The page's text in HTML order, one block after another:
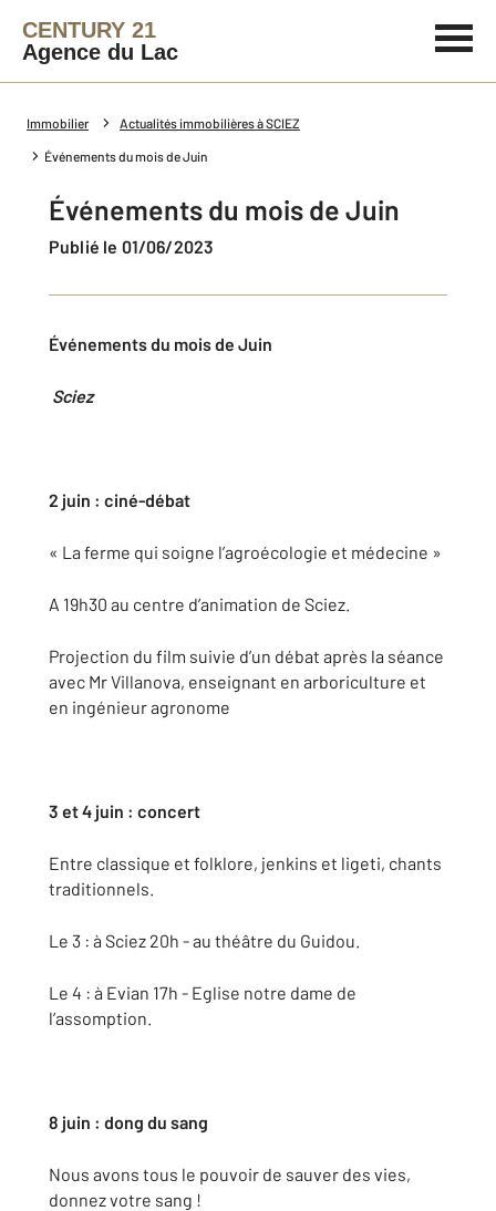
CENTURY 21
Agence du Lac
Immobilier Actualités immobilières à SCIEZ
Événements du mois de Juin
Événements du mois de Juin
Publié le 01/06/2023
Événements du mois de Juin
Sciez
2 juin : ciné-débat
« La ferme qui soigne l’agroécologie et médecine »
A 19h30 au centre d’animation de Sciez.
Projection du film suivie d’un débat après la séance
avec Mr Villanova, enseignant en arboriculture et
en ingénieur agronome
3 et 4 juin : concert
Entre classique et folklore, jenkins et ligeti, chants
traditionnels.
Le 3 : à Sciez 20h - au théâtre du Guidou.
Le 4 : à Evian 17h - Eglise notre dame de
l’assomption.
8 juin : dong du sang
Nous avons tous le pouvoir de sauver des vies,
donnez votre sang !